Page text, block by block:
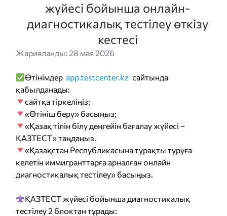
жүйесі бойынша онлайн-
диагностикалық тестілеу өткізу
кестесі
Жарияланды: 28 мая 2026
Өтінімдер app.testcenter.kz сайтында
қабылданады:
сайтқа тіркеліңіз;
«Өтініш беру» басыңыз;
«Қазақ тілін білу деңгейін бағалау жүйесі –
ҚАЗТЕСТ» таңдаңыз.
«Қазақстан Республикасына тұрақты тұруға
келетін иммигранттарға арналған онлайн
диагностикалық тестілеу» басыңыз.
ҚАЗТЕСТ жүйесі бойынша диагностикалық
тестілеу 2 блоктан тұрады: